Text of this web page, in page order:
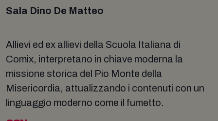
Sala Dino De Matteo
Allievi ed ex allievi della Scuola Italiana di
Comix, interpretano in chiave moderna la
missione storica del Pio Monte della
Misericordia, attualizzando i contenuti con un
linguaggio moderno come il fumetto.